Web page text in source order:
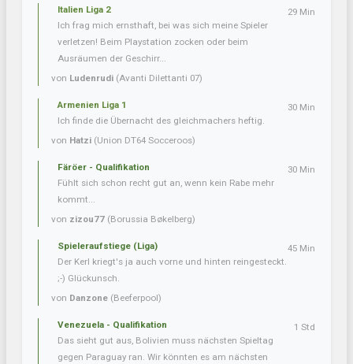
Italien Liga 2
Ich frag mich ernsthaft, bei was sich meine Spieler
verletzen! Beim Playstation zocken oder beim
Ausräumen der Geschirr...
von Ludenrudi (Avanti Dilettanti 07)
29 Min
Armenien Liga 1
Ich finde die Übernacht des gleichmachers heftig.
von Hatzi (Union DT64 Socceroos)
30 Min
Färöer - Qualifikation
Fühlt sich schon recht gut an, wenn kein Rabe mehr
kommt...
von zizou77 (Borussia Bøkelberg)
30 Min
Spieleraufstiege (Liga)
Der Kerl kriegt's ja auch vorne und hinten reingesteckt.
;-) Glückunsch.
von Danzone (Beeferpool)
45 Min
Venezuela - Qualifikation
Das sieht gut aus, Bolivien muss nächsten Spieltag
gegen Paraguay ran. Wir könnten es am nächsten
1 Std